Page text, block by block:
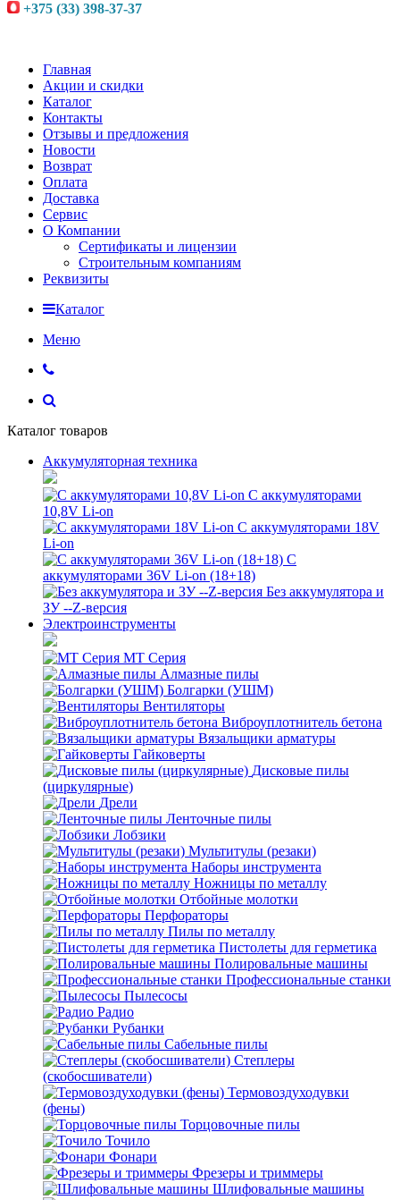
+375 (33) 398-37-37
Главная
Акции и скидки
Каталог
Контакты
Отзывы и предложения
Новости
Возврат
Оплата
Доставка
Сервис
О Компании
Сертификаты и лицензии
Строительным компаниям
Реквизиты
Каталог
Меню
Каталог товаров
Аккумуляторная техника
С аккумуляторами
10,8V Li-on
С аккумуляторами 18V
Li-on
С
аккумуляторами 36V Li-on (18+18)
Без аккумулятора и
ЗУ --Z-версия
Электроинструменты
MT Серия
Алмазные пилы
Болгарки (УШМ)
Вентиляторы
Виброуплотнитель бетона
Вязальщики арматуры
Гайковерты
Дисковые пилы
(циркулярные)
Дрели
Ленточные пилы
Лобзики
Мультитулы (резаки)
Наборы инструмента
Ножницы по металлу
Отбойные молотки
Перфораторы
Пилы по металлу
Пистолеты для герметика
Полировальные машины
Профессиональные станки
Пылесосы
Радио
Рубанки
Сабельные пилы
Степлеры
(скобосшиватели)
Термовоздуходувки
(фены)
Торцовочные пилы
Точило
Фонари
Фрезеры и триммеры
Шлифовальные машины